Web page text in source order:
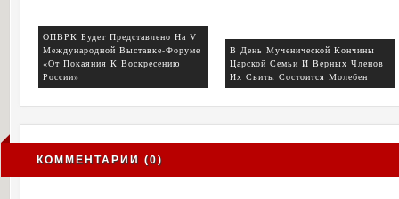
ОПВРК Будет Представлено На V
Международной Выставке-Форуме
«От Покаяния К Воскресению
России»
В День Мученической Кончины
Царской Семьи И Верных Членов
Их Свиты Состоится Молебен
КОММЕНТАРИИ (0)